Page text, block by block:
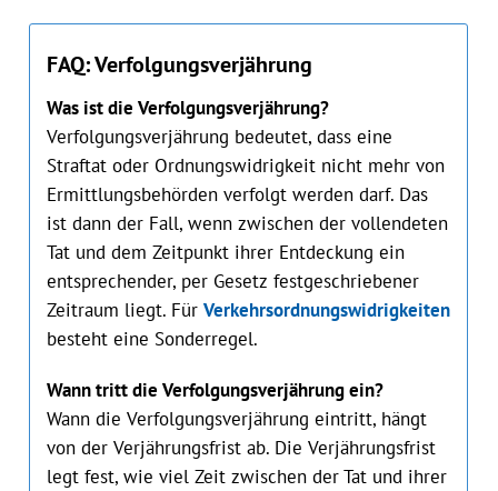
FAQ: Verfolgungsverjährung
Was ist die Verfolgungsverjährung?
Verfolgungsverjährung bedeutet, dass eine
Straftat oder Ordnungswidrigkeit nicht mehr von
Ermittlungsbehörden verfolgt werden darf. Das
ist dann der Fall, wenn zwischen der vollendeten
Tat und dem Zeitpunkt ihrer Entdeckung ein
entsprechender, per Gesetz festgeschriebener
Zeitraum liegt. Für Verkehrsordnungswidrigkeiten
besteht eine Sonderregel.
Wann tritt die Verfolgungsverjährung ein?
Wann die Verfolgungsverjährung eintritt, hängt
von der Verjährungsfrist ab. Die Verjährungsfrist
legt fest, wie viel Zeit zwischen der Tat und ihrer